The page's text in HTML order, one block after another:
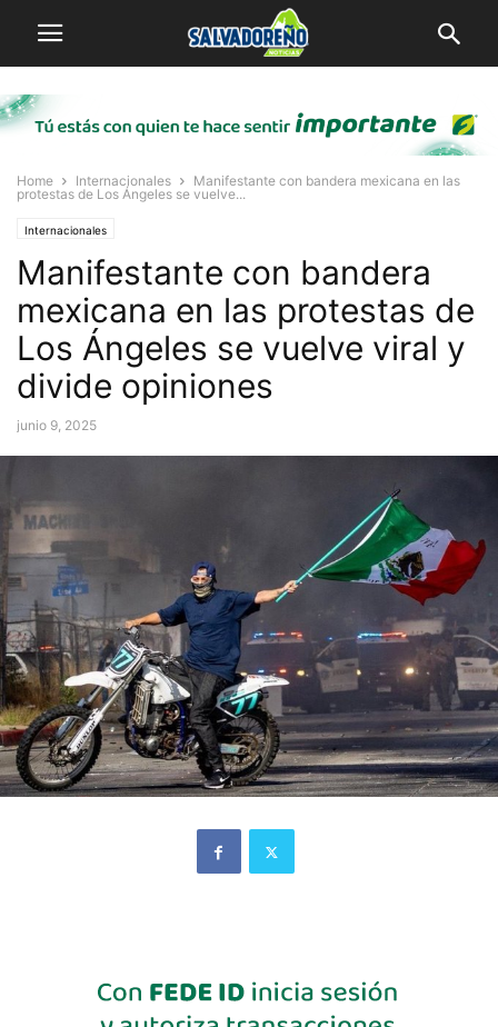
Home Internacionales
Manifestante con bandera mexicana en las
protestas de Los Ángeles se vuelve...
Internacionales
Manifestante con bandera
mexicana en las protestas de
Los Ángeles se vuelve viral y
divide opiniones
junio 9, 2025